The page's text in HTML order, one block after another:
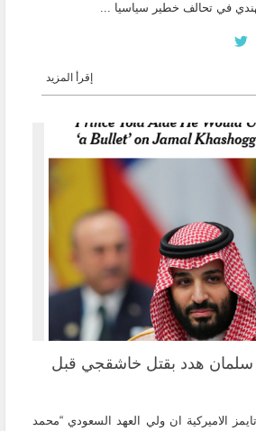
الهندي في تحالف خطير سياسيا ...
إقرأ المزيد
سلمان هدد بقتل خاشقجي قبل
الاميركية ان ولي العهد السعودي “محمد